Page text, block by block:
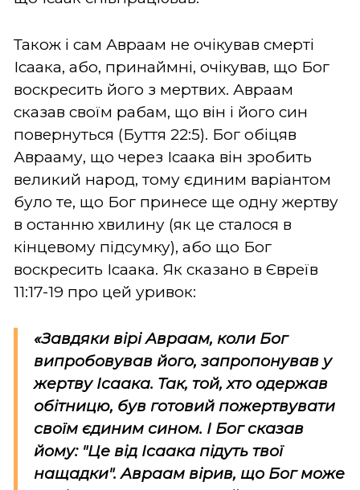
Також і сам Авраам не очікував смерті
Ісаака, або, принаймні, очікував, що Бог
воскресить його з мертвих. Авраам
сказав своїм рабам, що він і його син
повернуться (Буття 22:5). Бог обіцяв
Аврааму, що через Ісаака він зробить
великий народ, тому єдиним варіантом
було те, що Бог принесе ще одну жертву
в останню хвилину (як це сталося в
кінцевому підсумку), або що Бог
воскресить Ісаака. Як сказано в Євреїв
11:17-19 про цей уривок:
«Завдяки вірі Авраам, коли Бог
випробовував його, запропонував у
жертву Ісаака. Так, той, хто одержав
обітницю, був готовий пожертвувати
своїм єдиним сином. І Бог сказав
йому: "Це від Ісаака підуть твої
нащадки".Авраам вірив, що Бог може